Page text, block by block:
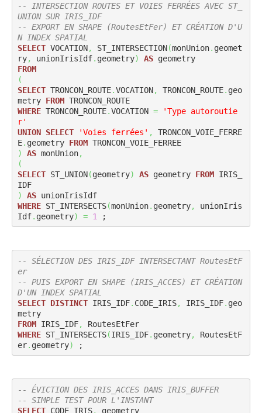
-- INTERSECTION ROUTES ET VOIES FERRÉES AVEC ST_
UNION SUR IRIS_IDF
-- EXPORT EN SHAPE (RoutesEtFer) ET CRÉATION D'U
N INDEX SPATIAL
SELECT VOCATION, ST_INTERSECTION(monUnion. geomet
ry, unionIrisIdf. geometry) AS
geometry
FROM
(
SELECT TRONCON_ROUTE.VOCATION, TRONCON_ROUTE. geo
metry FROM
TRONCON_ROUTE
WHERE TRONCON_ROUTE.VOCATION =
'Type autoroutie
r'
UNION SELECT 'Voies ferrées' ,
TRONCON_VOIE_FERRE
E. geometry FROM
TRONCON_VOIE_FERREE
)
AS monUnion,
(
SELECT ST_UNION(geometry) AS geometry FROM IRIS_
IDF
)
AS
WHERE ST_INTERSECTS(monUnion. geometry,
unionIris
Idf. geometry) = 1 ;
-- SÉLECTION DES IRIS_IDF INTERSECTANT RoutesEtF
er
-- PUIS EXPORT EN SHAPE (IRIS_ACCES) ET CRÉATION
D'UN INDEX SPATIAL
SELECT DISTINCT IRIS_IDF. CODE_IRIS, IRIS_IDF. geo
metry
FROM IRIS_IDF,
RoutesEtFer
WHERE ST_INTERSECTS(IRIS_IDF. geometry,
RoutesEtF
er. geometry) ;
-- ÉVICTION DES IRIS_ACCES DANS IRIS_BUFFER
-- SIMPLE TEST POUR L'INSTANT
SELECT CODE_IRIS,
geometry